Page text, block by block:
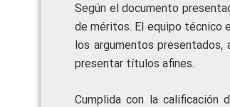
Según el documento
de méritos. El equipo técnico
los argumentos
presentar títulos afines.
Cumplida con la calificación